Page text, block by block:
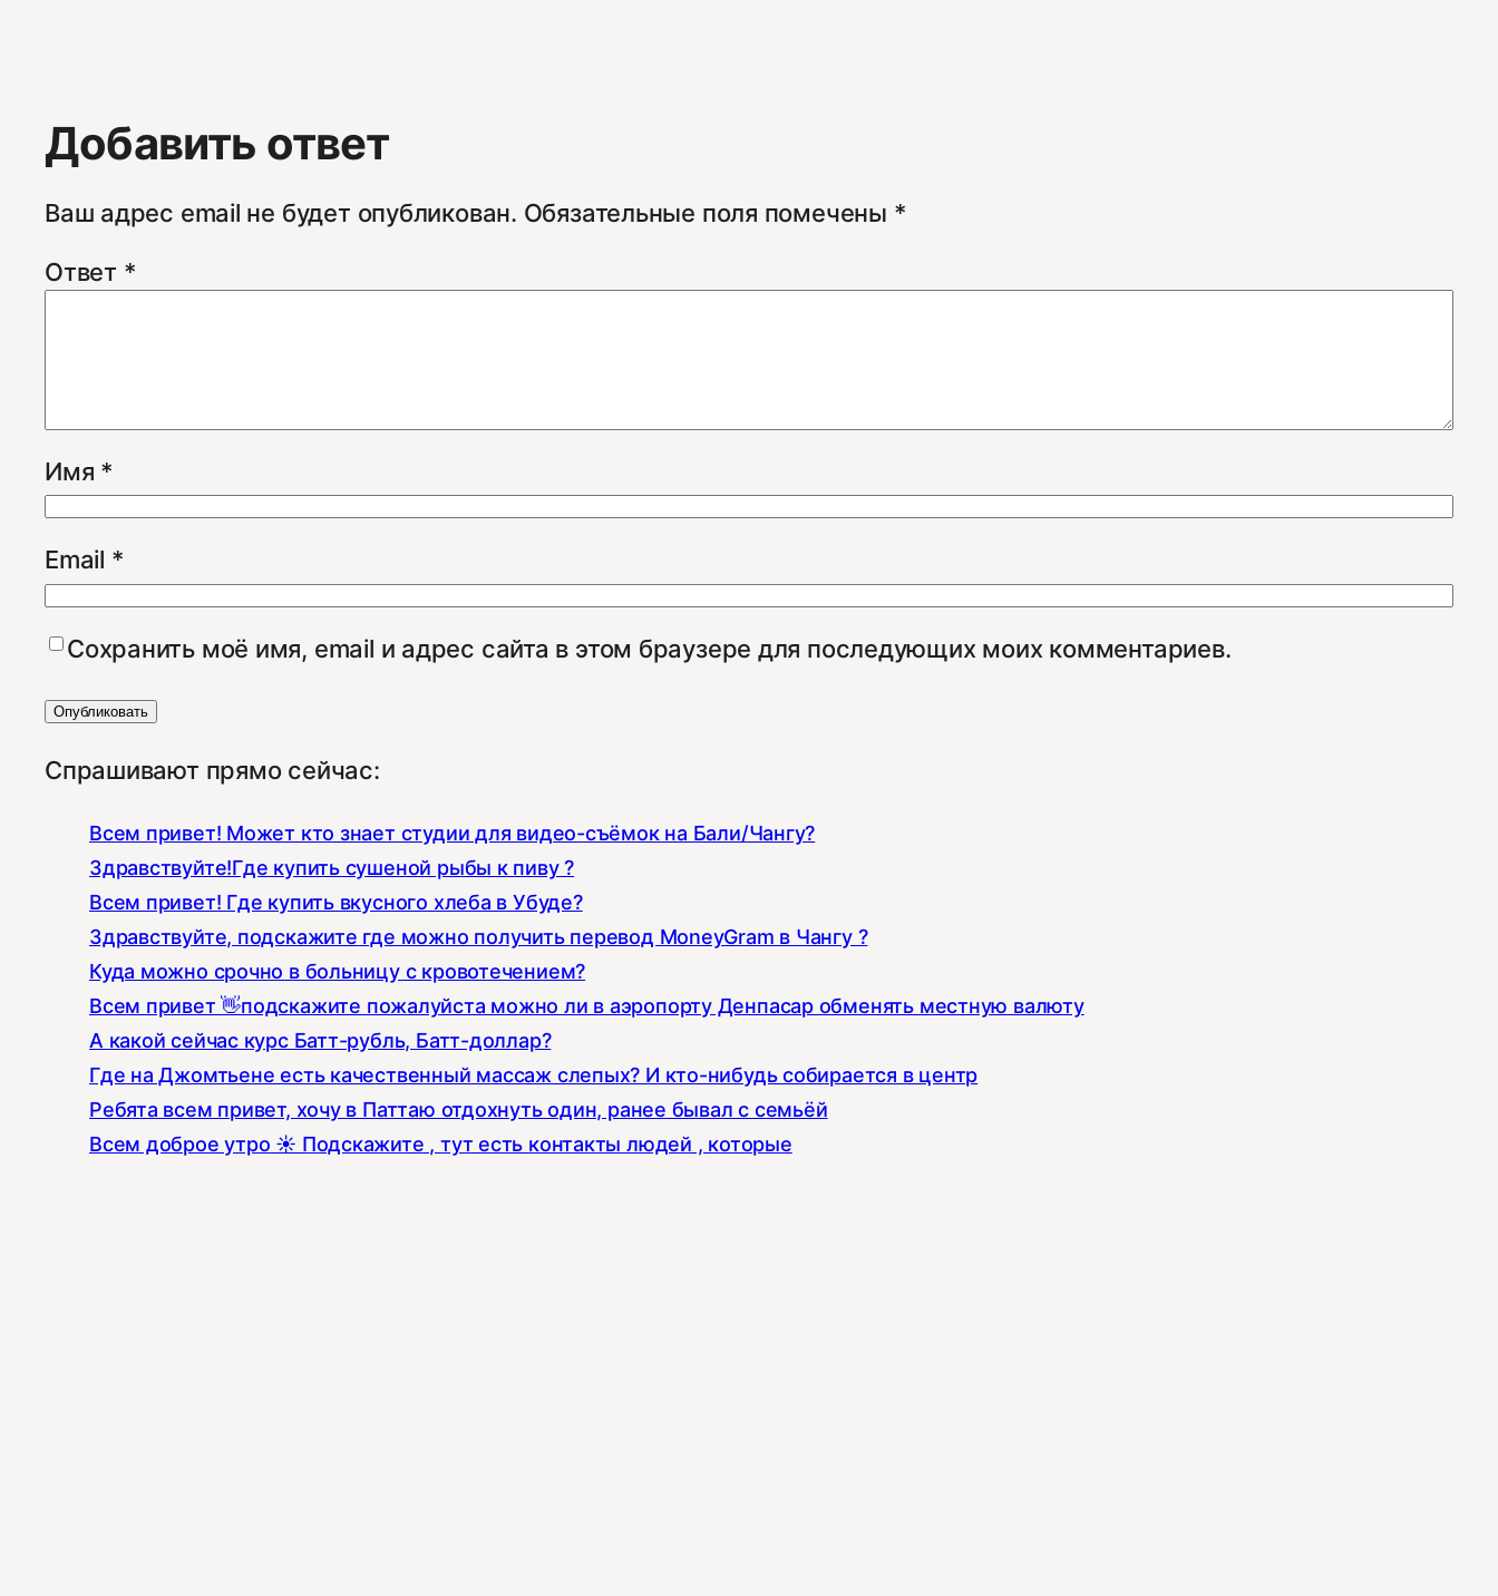
Добавить ответ
Ваш адрес email не будет опубликован. Обязательные поля помечены *
Ответ *
Имя *
Email *
Сохранить моё имя, email и адрес сайта в этом браузере для последующих моих комментариев.
Спрашивают прямо сейчас:
Всем привет! Может кто знает студии для видео-съёмок на Бали/Чангу?
Здравствуйте!Где купить сушеной рыбы к пиву ?
Всем привет! Где купить вкусного хлеба в Убуде?
Здравствуйте, подскажите где можно получить перевод MoneyGram в Чангу ?
Куда можно срочно в больницу с кровотечением?
Всем привет 👋подскажите пожалуйста можно ли в аэропорту Денпасар обменять местную валюту
А какой сейчас курс Батт-рубль, Батт-доллар?
Где на Джомтьене есть качественный массаж слепых? И кто-нибудь собирается в центр
Ребята всем привет, хочу в Паттаю отдохнуть один, ранее бывал с семьёй
Всем доброе утро ☀️ Подскажите , тут есть контакты людей , которые